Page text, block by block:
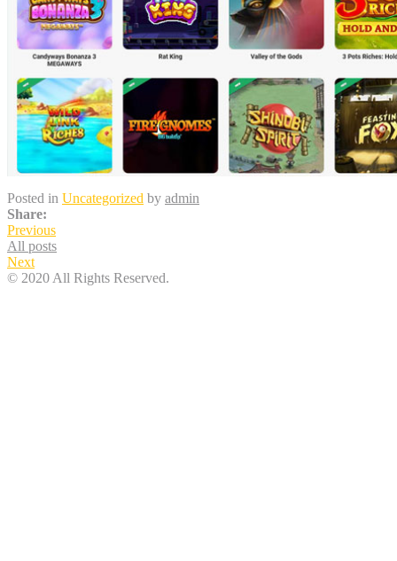
Posted in Uncategorized by admin
Share:
Previous
All posts
Next
© 2020 All Rights Reserved.